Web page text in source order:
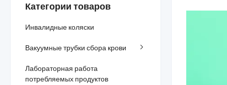
Категории товаров
Инвалидные коляски
Вакуумные трубки сбора крови
Лабораторная работа
потребляемых продуктов